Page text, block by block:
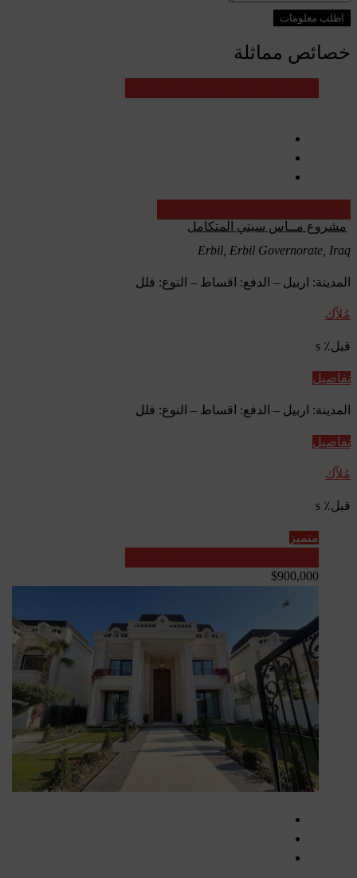
اطلب معلومات
خصائص مماثلة
مشروع ﻣــﺎس سيتي المتكامل
Erbil, Erbil Governorate, Iraq
المدينة: اربيل – الدفع: اقساط – النوع: فلل
مُلاّك
قبل٪ s
تفاصيل
المدينة: اربيل – الدفع: اقساط – النوع: فلل
تفاصيل
مُلاّك
قبل٪ s
متميز
$900,000